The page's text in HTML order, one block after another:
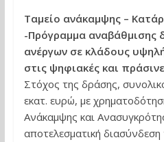
Ταμείο ανάκαμψης –
-Πρόγραμμα αναβάθμισης
ανέργων σε κλάδους
στις ψηφιακές και
Στόχος της δράσης,
εκατ. ευρώ, με
Ανάκαμψης και
αποτελεσματική διασύνδεση